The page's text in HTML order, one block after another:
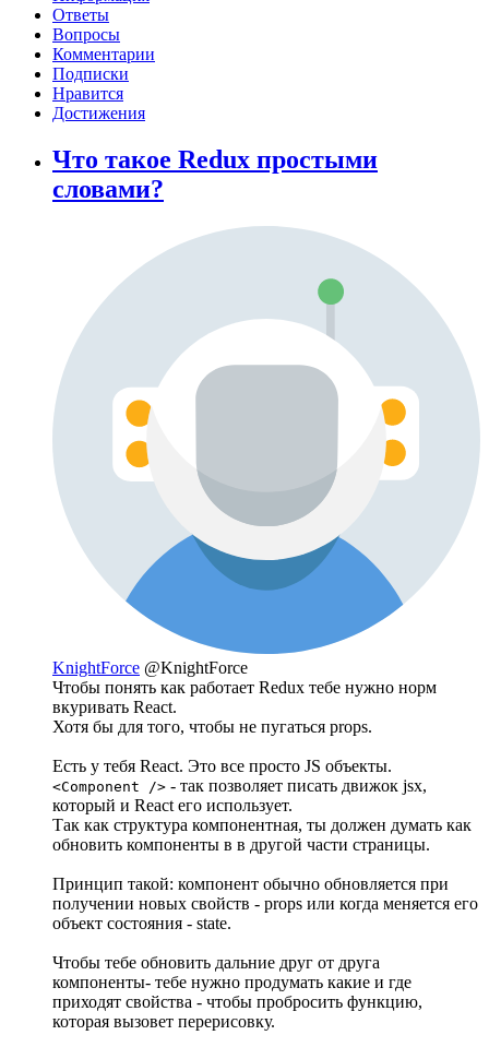
Ответы
Вопросы
Комментарии
Подписки
Нравится
Достижения
Что такое Redux простыми
словами?
KnightForce @KnightForce
Чтобы понять как работает Redux тебе нужно норм
вкуривать React.
Хотя бы для того, чтобы не пугаться props.
Есть у тебя React. Это все просто JS объекты.
<Component /> - так позволяет писать движок jsx,
который и React его использует.
Так как структура компонентная, ты должен думать как
обновить компоненты в в другой части страницы.
Принцип такой: компонент обычно обновляется при
получении новых свойств - props или когда меняется его
объект состояния - state.
Чтобы тебе обновить дальние друг от друга
компоненты- тебе нужно продумать какие и где
приходят свойства - чтобы пробросить функцию,
которая вызовет перерисовку.